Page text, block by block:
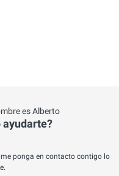
es Alberto
ayudarte?
ponga en contacto contigo lo